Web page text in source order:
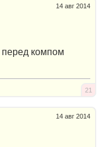
14 авг 2014
компом
21
14 авг 2014